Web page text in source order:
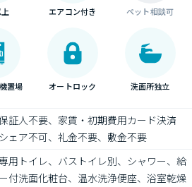
エアコン付き ペット相談可
置場 オートロック 洗面所独立
証人不要、家賃・初期費用カード決済
ェア不可、礼金不要、敷金不要
用トイレ、バストイレ別、シャワー、給
付洗面化粧台、温水洗浄便座、浴室乾燥